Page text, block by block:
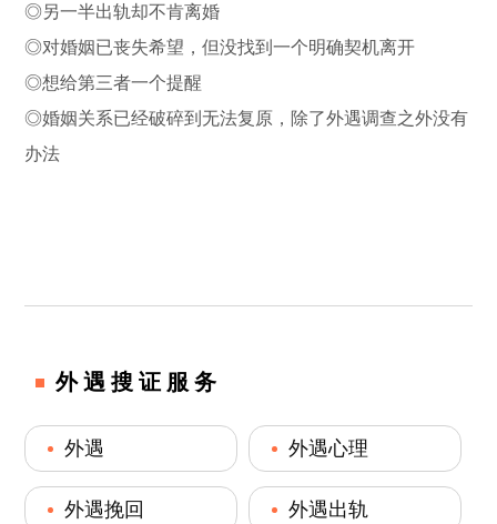
◎另一半出轨却不肯离婚
◎对婚姻已丧失希望，但没找到一个明确契机离开
◎想给第三者一个提醒
◎婚姻关系已经破碎到无法复原，除了外遇调查之外没有
办法
外遇搜证服务
外遇 外遇心理
外遇挽回 外遇出轨